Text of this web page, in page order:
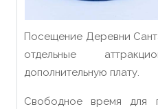
Посещение Деревни
отдельные
дополнительную плату.
Свободное время для